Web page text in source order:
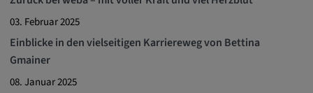
03. Februar 2025
Einblicke in den vielseitigen Karriereweg von Bettina
Gmainer
08. Januar 2025